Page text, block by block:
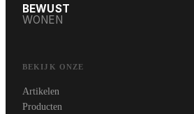
BEWUST
WONEN
BEKIJK ONZE
Artikelen
Producten